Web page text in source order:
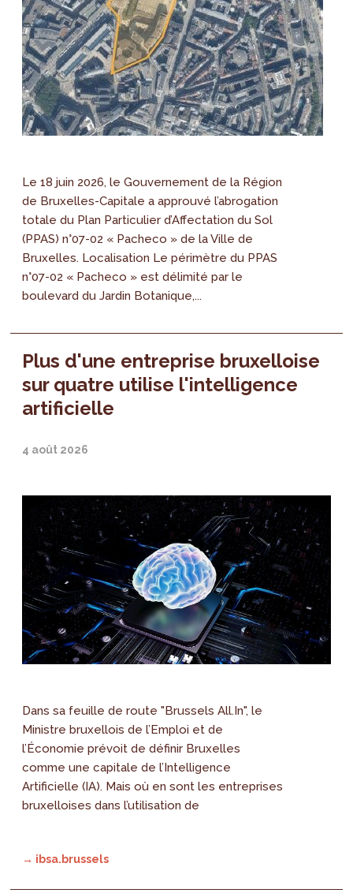
Le 18 juin 2026, le Gouvernement de la Région
de Bruxelles-Capitale a approuvé l’abrogation
totale du Plan Particulier d’Affectation du Sol
(PPAS) n°07-02 « Pacheco » de la Ville de
Bruxelles. Localisation Le périmètre du PPAS
n°07-02 « Pacheco » est délimité par le
boulevard du Jardin Botanique,...
Plus d'une entreprise bruxelloise
sur quatre utilise l'intelligence
artificielle
4 août 2026
Dans sa feuille de route "Brussels All.In", le
Ministre bruxellois de l’Emploi et de
l’Économie prévoit de définir Bruxelles
comme une capitale de l’Intelligence
Artificielle (IA). Mais où en sont les entreprises
bruxelloises dans l’utilisation de
→ ibsa.brussels